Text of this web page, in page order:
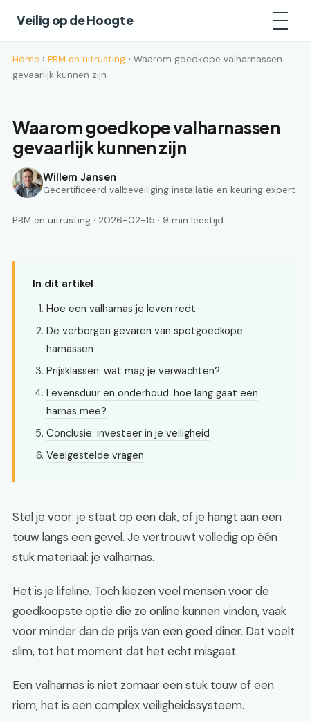
Veilig op de Hoogte
Home › PBM en uitrusting › Waarom goedkope valharnassen
gevaarlijk kunnen zijn
Waarom goedkope valharnassen
gevaarlijk kunnen zijn
Willem Jansen
Gecertificeerd valbeveiliging installatie en keuring expert
PBM en uitrusting · 2026-02-15 · 9 min leestijd
In dit artikel
Hoe een valharnas je leven redt
De verborgen gevaren van spotgoedkope
harnassen
Prijsklassen: wat mag je verwachten?
Levensduur en onderhoud: hoe lang gaat een
harnas mee?
Conclusie: investeer in je veiligheid
Veelgestelde vragen
Stel je voor: je staat op een dak, of je hangt aan een
touw langs een gevel. Je vertrouwt volledig op één
stuk materiaal: je valharnas.
Het is je lifeline. Toch kiezen veel mensen voor de
goedkoopste optie die ze online kunnen vinden, vaak
voor minder dan de prijs van een goed diner. Dat voelt
slim, tot het moment dat het echt misgaat.
Een valharnas is niet zomaar een stuk touw of een
riem; het is een complex veiligheidssysteem.